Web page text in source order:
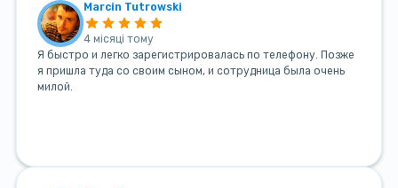
Marcin Tutrowski
4 місяці тому
Я быстро и легко зарегистрировалась по телефону. Позже
я пришла туда со своим сыном, и сотрудница была очень
милой.